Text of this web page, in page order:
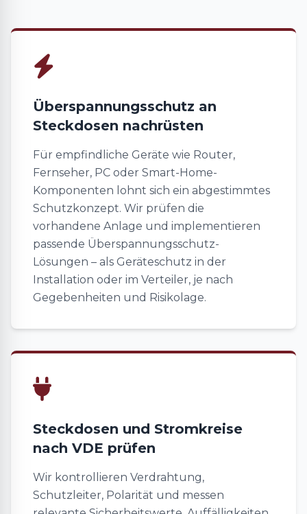
Überspannungsschutz an
Steckdosen nachrüsten
Für empfindliche Geräte wie Router,
Fernseher, PC oder Smart-Home-
Komponenten lohnt sich ein abgestimmtes
Schutzkonzept. Wir prüfen die
vorhandene Anlage und implementieren
passende Überspannungsschutz-
Lösungen – als Geräteschutz in der
Installation oder im Verteiler, je nach
Gegebenheiten und Risikolage.
Steckdosen und Stromkreise
nach VDE prüfen
Wir kontrollieren Verdrahtung,
Schutzleiter, Polarität und messen